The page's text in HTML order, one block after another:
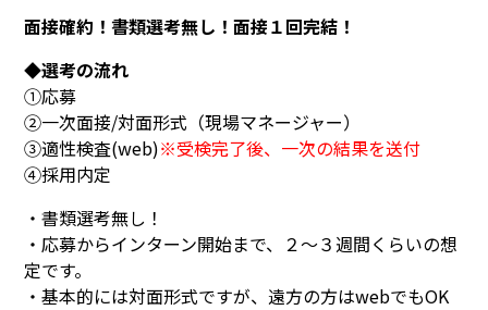
面接確約！書類選考無し！面接１回完結！
◆選考の流れ
①応募
②一次面接/対面形式（現場マネージャー）
③適性検査(web)※受検完了後、一次の結果を送付
④採用内定
・書類選考無し！
・応募からインターン開始まで、２～３週間くらいの想
定です。
・基本的には対面形式ですが、遠方の方はwebでもOK